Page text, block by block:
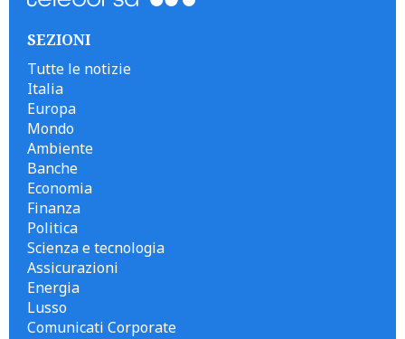
SEZIONI
Tutte le notizie
Italia
Europa
Mondo
Ambiente
Banche
Economia
Finanza
Politica
Scienza e tecnologia
Assicurazioni
Energia
Lusso
Comunicati Corporate